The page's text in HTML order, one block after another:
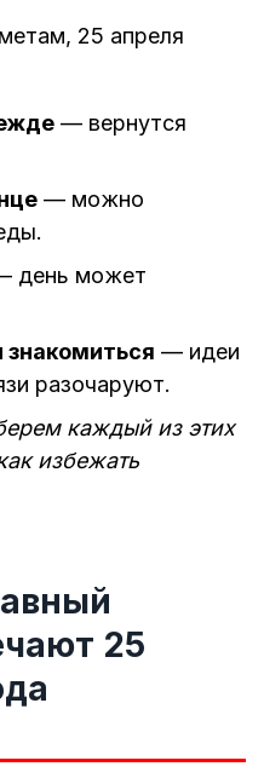
25 апреля
— вернутся
— можно
день может
— идеи
разочаруют.
каждый из этих
избежать
25